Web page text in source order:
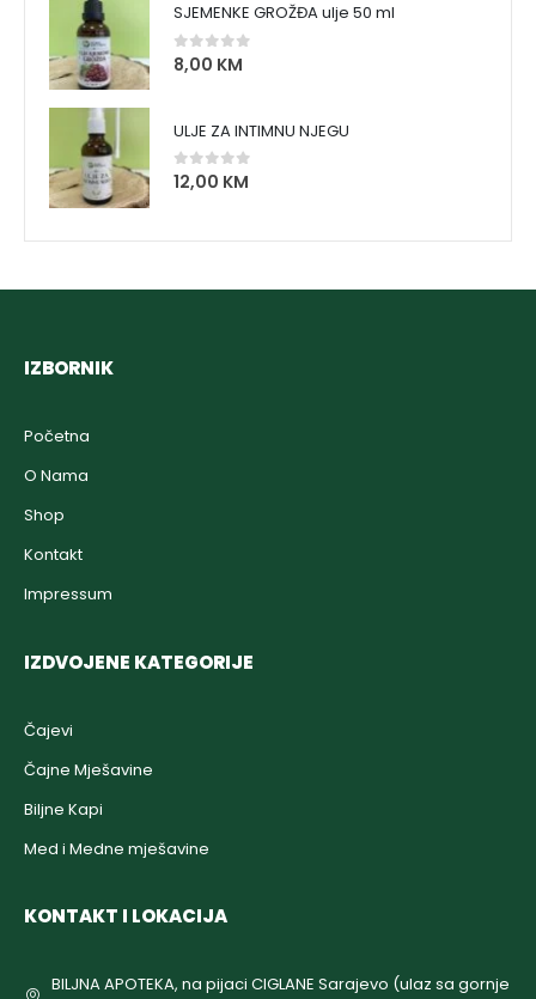
SJEMENKE GROŽĐA ulje 50 ml
0 out of 5
8,00 KM
ULJE ZA INTIMNU NJEGU
0out of 5
12,00 KM
IZBORNIK
Početna
O Nama
Shop
Kontakt
Impressum
IZDVOJENE KATEGORIJE
Čajevi
Čajne Mješavine
Biljne Kapi
Med i Medne mješavine
KONTAKT I LOKACIJA
BILJNA APOTEKA, na pijaci CIGLANE Sarajevo (ulaz sa gornje